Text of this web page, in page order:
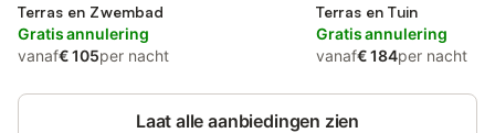
Terras en Zwembad
Gratis annulering
vanaf€ 105per nacht
Terras en Tuin
Gratis annulering
vanaf€ 184per nacht
Laat alle aanbiedingen zien